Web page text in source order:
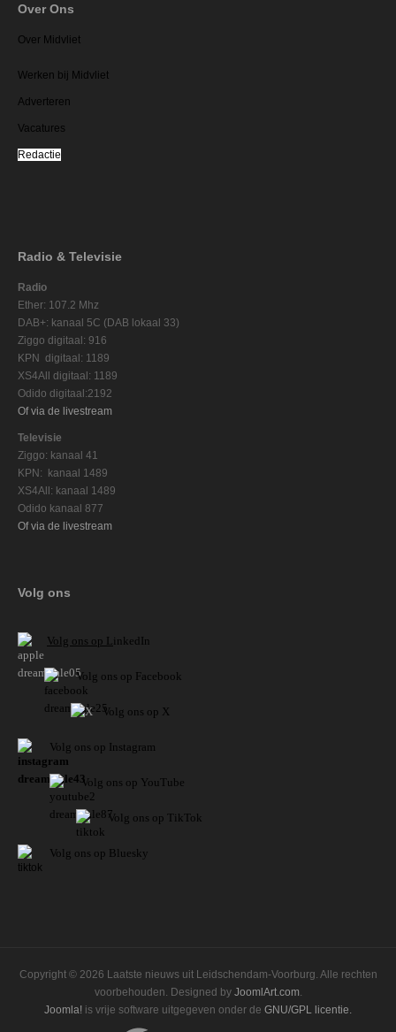
Over Ons
Over Midvliet
Werken bij Midvliet
Adverteren
Vacatures
Redactie
Radio & Televisie
Radio
Ether: 107.2 Mhz
DAB+: kanaal 5C (DAB lokaal 33)
Ziggo digitaal: 916
KPN digitaal: 1189
XS4All digitaal: 1189
Odido digitaal:2192
Of via de livestream
Televisie
Ziggo: kanaal 41
KPN: kanaal 1489
XS4All: kanaal 1489
Odido kanaal 877
Of via de livestream
Volg ons
Volg ons op L inkedIn
Volg ons op Facebook
Volg ons op X
Volg ons op Instagram
Volg ons op YouTube
Volg ons op TikTok
Volg ons op Bluesky
Copyright © 2026 Laatste nieuws uit Leidschendam-Voorburg. Alle rechten
voorbehouden. Designed by JoomlArt.com.
Joomla! is vrije software uitgegeven onder de GNU/GPL licentie.